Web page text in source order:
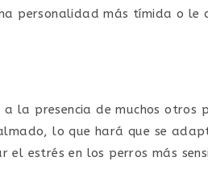
personalidad más tímida o le
la presencia de muchos otros
lo que hará que se
el estrés en los perros más